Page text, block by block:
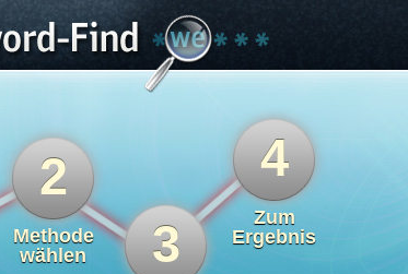
2
Methode
wählen
3
4
Zum
Ergebnis